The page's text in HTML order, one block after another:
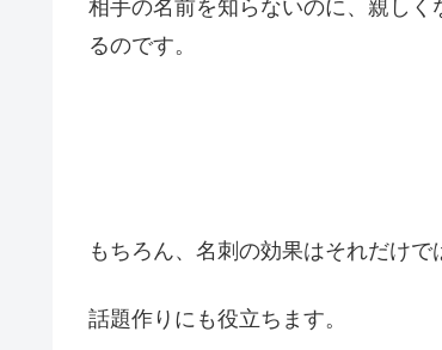
相手の名前を知らないのに、親し
るのです。
もちろん、名刺の効果はそれだけで
話題作りにも役立ちます。